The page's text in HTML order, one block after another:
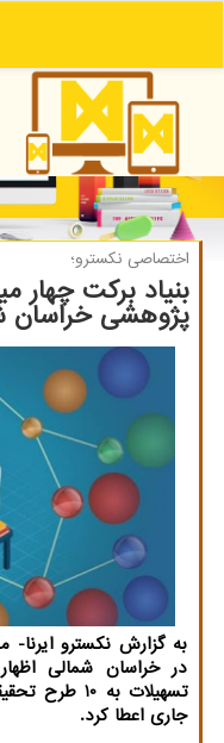
اختصاصی نكسترو؛
بنیاد بركت چهار
پژوهشی خراسان
به گزارش نکسترو ایرنا-
در خراسان شمالی
جاری اعطا کرد.